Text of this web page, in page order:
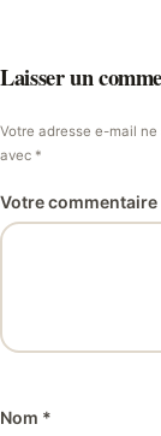
Laisser un
Votre adresse e-mail
avec *
Votre commentaire
Nom *